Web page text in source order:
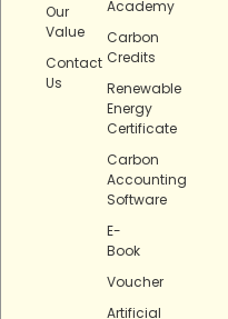
Our
Value
Contact
Us
Academy
Carbon
Credits
Renewable
Energy
Certificate
Carbon
Accounting
Software
E-
Book
Voucher
Artificial